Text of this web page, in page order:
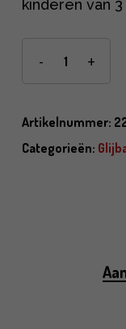
kinderen van
Artikelnummer:
Categorieën: